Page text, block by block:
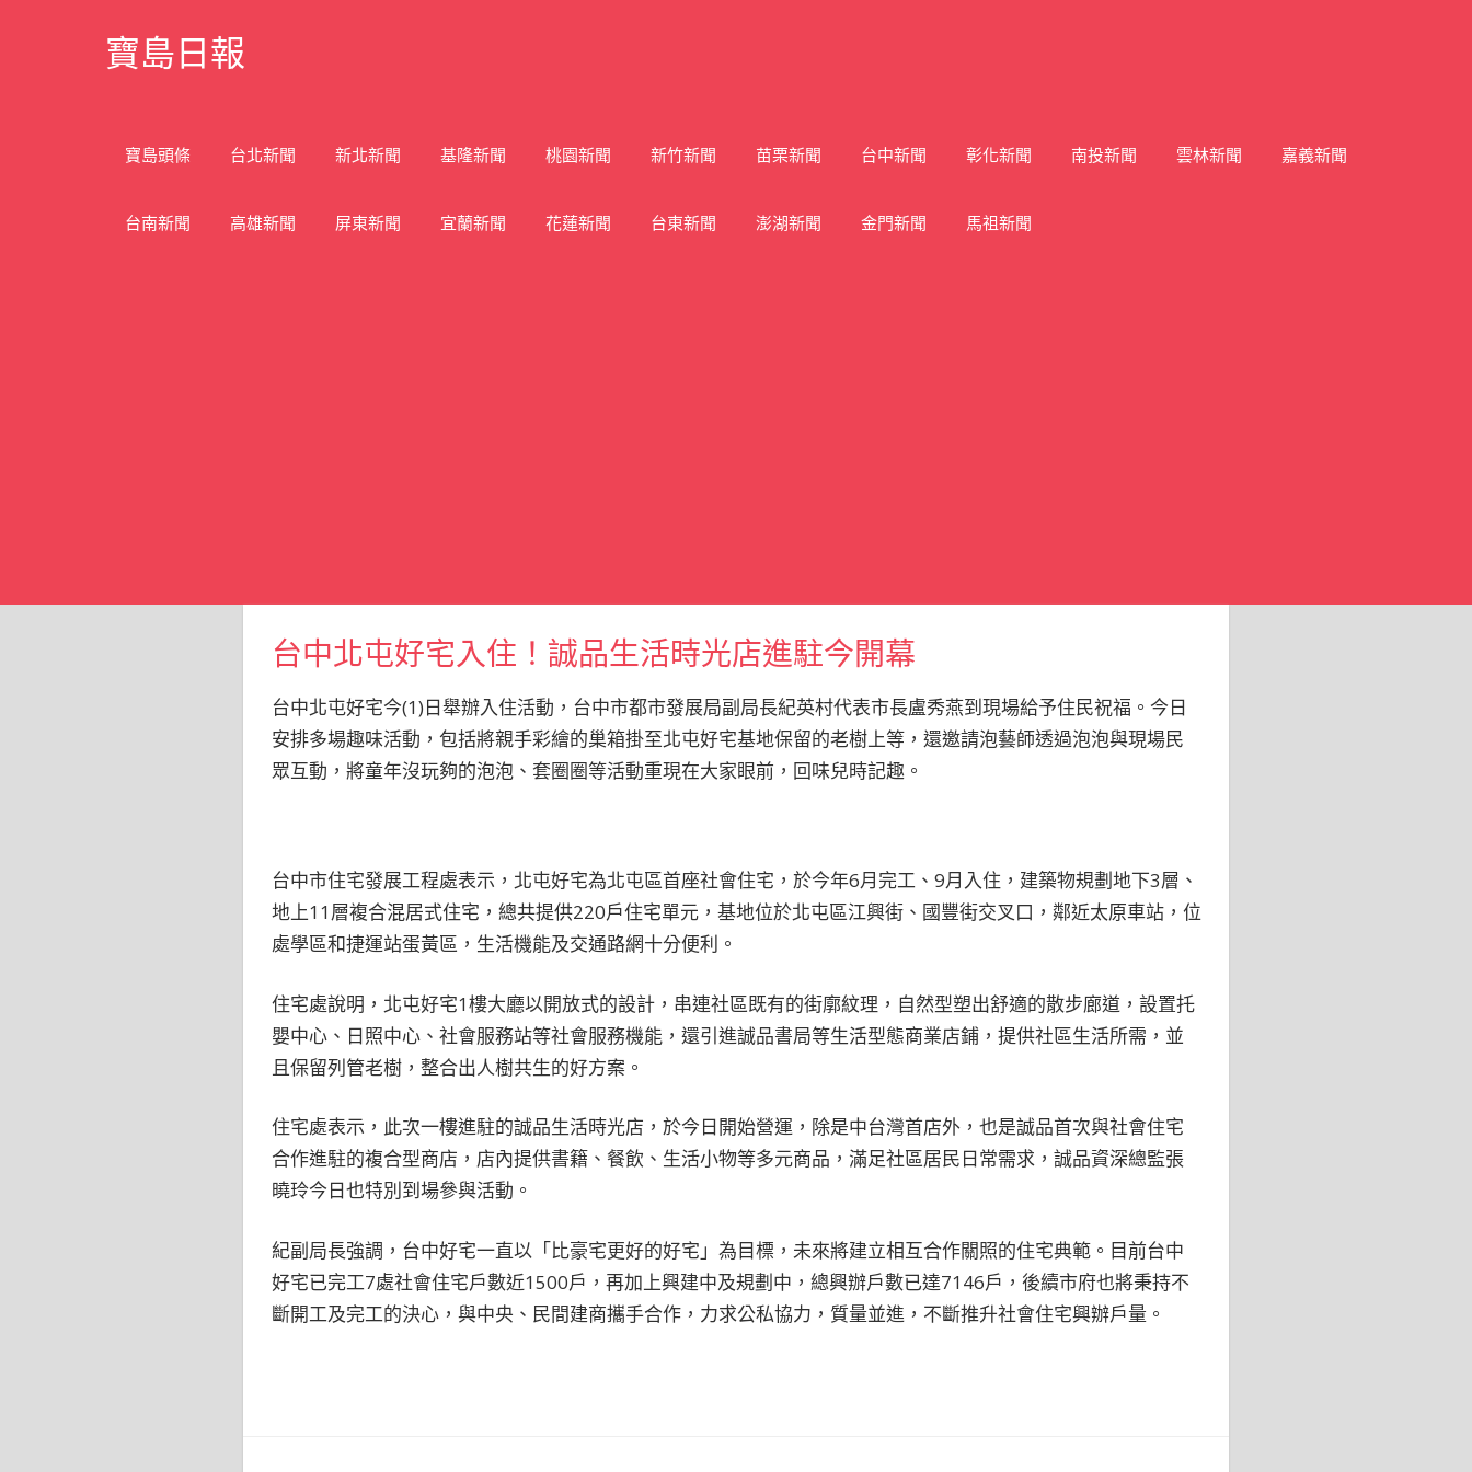
寶島日報
寶島頭條 台北新聞 新北新聞 基隆新聞 桃園新聞 新竹新聞 苗栗新聞 台中新聞 彰化新聞 南投新聞 雲林新聞 嘉義新聞
台南新聞 高雄新聞 屏東新聞 宜蘭新聞 花蓮新聞 台東新聞 澎湖新聞 金門新聞 馬祖新聞
台中北屯好宅入住！誠品生活時光店進駐今開幕
台中北屯好宅今(1)日舉辦入住活動，台中市都市發展局副局長紀英村代表市長盧秀燕到現場給予住民祝福。今日
安排多場趣味活動，包括將親手彩繪的巢箱掛至北屯好宅基地保留的老樹上等，還邀請泡藝師透過泡泡與現場民
眾互動，將童年沒玩夠的泡泡、套圈圈等活動重現在大家眼前，回味兒時記趣。
台中市住宅發展工程處表示，北屯好宅為北屯區首座社會住宅，於今年6月完工、9月入住，建築物規劃地下3層、
地上11層複合混居式住宅，總共提供220戶住宅單元，基地位於北屯區江興街、國豐街交叉口，鄰近太原車站，位
處學區和捷運站蛋黃區，生活機能及交通路網十分便利。
住宅處說明，北屯好宅1樓大廳以開放式的設計，串連社區既有的街廓紋理，自然型塑出舒適的散步廊道，設置托
嬰中心、日照中心、社會服務站等社會服務機能，還引進誠品書局等生活型態商業店鋪，提供社區生活所需，並
且保留列管老樹，整合出人樹共生的好方案。
住宅處表示，此次一樓進駐的誠品生活時光店，於今日開始營運，除是中台灣首店外，也是誠品首次與社會住宅
合作進駐的複合型商店，店內提供書籍、餐飲、生活小物等多元商品，滿足社區居民日常需求，誠品資深總監張
曉玲今日也特別到場參與活動。
紀副局長強調，台中好宅一直以「比豪宅更好的好宅」為目標，未來將建立相互合作關照的住宅典範。目前台中
好宅已完工7處社會住宅戶數近1500戶，再加上興建中及規劃中，總興辦戶數已達7146戶，後續市府也將秉持不
斷開工及完工的決心，與中央、民間建商攜手合作，力求公私協力，質量並進，不斷推升社會住宅興辦戶量。